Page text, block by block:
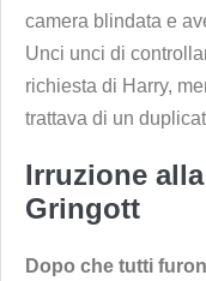
camera blindata e
Unci unci di
richiesta di Harry,
trattava di un
Irruzione
Gringott
Dopo che tutti